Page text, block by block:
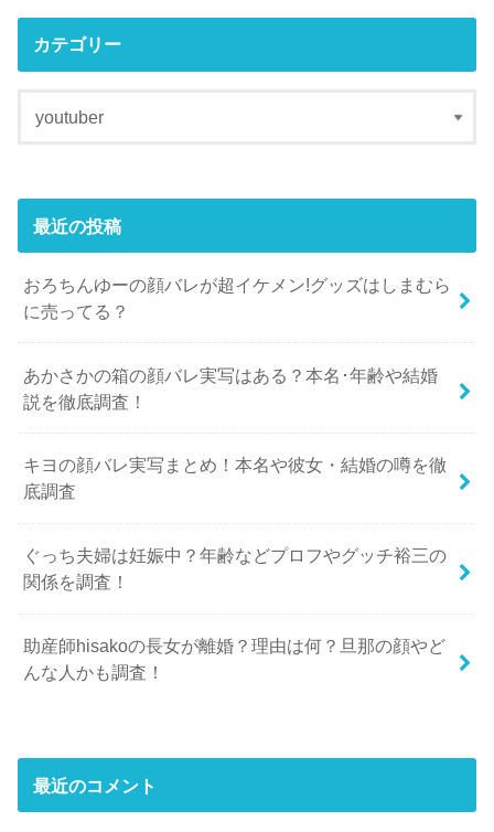
カテゴリー
最近の投稿
おろちんゆーの顔バレが超イケメン!グッズはしまむら
に売ってる？
あかさかの箱の顔バレ実写はある？本名･年齢や結婚
説を徹底調査！
キヨの顔バレ実写まとめ！本名や彼女・結婚の噂を徹
底調査
ぐっち夫婦は妊娠中？年齢などプロフやグッチ裕三の
関係を調査！
助産師hisakoの長女が離婚？理由は何？旦那の顔やど
んな人かも調査！
最近のコメント